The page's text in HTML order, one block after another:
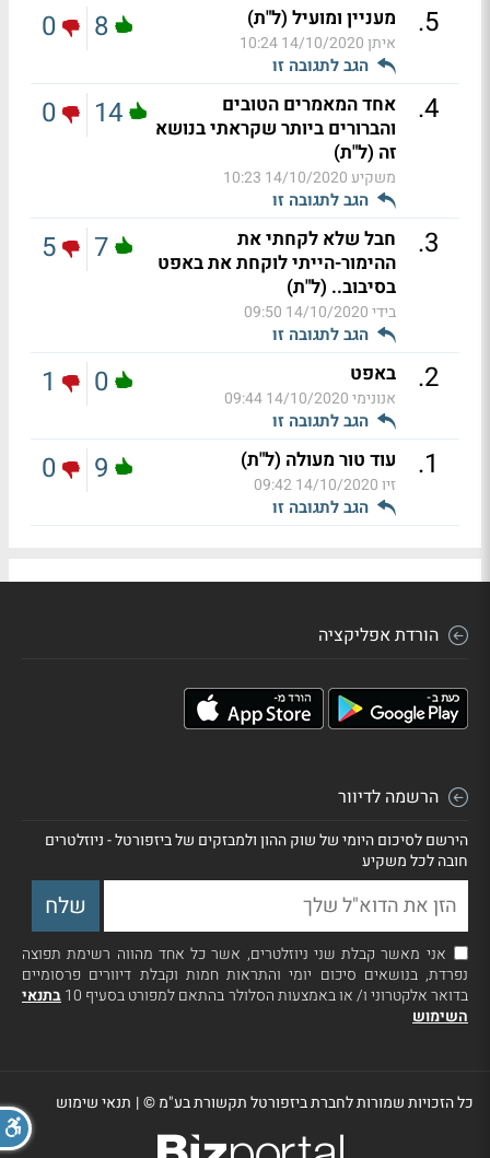
5
. מעניין ומועיל (ל"ת)
איתן14/10/2020 10:24
הגב לתגובה זו
8
0
4
.
אחד המאמרים הטובים
והברורים ביותר שקראתי בנושא
זה (ל"ת)
משקיע14/10/2020 10:23
הגב לתגובה זו
14
0
3
.
חבל שלא לקחתי את
ההימור-הייתי לוקחת את באפט
בסיבוב.. (ל"ת)
בידי14/10/2020 09:50
הגב לתגובה זו
7
5
2
. באפט
אנונימי14/10/2020 09:44
הגב לתגובה זו
0
1
1
. עוד טור מעולה (ל"ת)
זיו14/10/2020 09:42
הגב לתגובה זו
9
0
הורדת אפליקציה
הרשמה לדיוור
הירשם לסיכום היומי של שוק ההון ולמבזקים של ביזפורטל - ניוזלטרים
חובה לכל משקיע
אני מאשר קבלת שני ניוזלטרים, אשר כל אחד מהווה רשימת תפוצה
נפרדת, בנושאים סיכום יומי והתראות חמות וקבלת דיוורים פרסומיים
בדואר אלקטרוני ו/ או באמצעות הסלולר בהתאם למפורט בסעיף 10
בתנאי
השימוש
כל הזכויות שמורות לחברת ביזפורטל תקשורת בע"מ ©| תנאי שימוש